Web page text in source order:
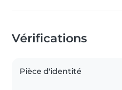
Vérifications
Pièce d'identité